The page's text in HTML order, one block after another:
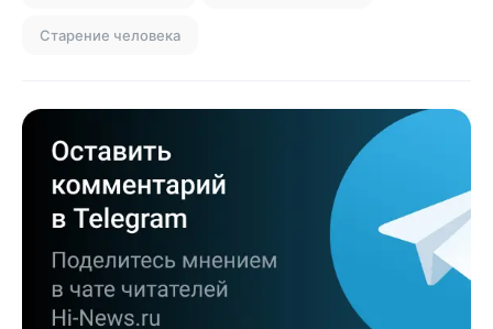
Старение человека